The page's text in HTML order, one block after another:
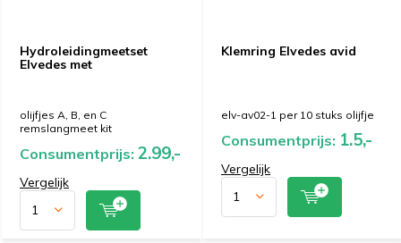
Hydroleidingmeetset
Elvedes met
olijfjes A, B, en C
remslangmeet kit
Consumentprijs: 2.99,-
Vergelijk
Klemring Elvedes avid
elv-av02-1 per 10 stuks olijfje
Consumentprijs: 1.5,-
Vergelijk